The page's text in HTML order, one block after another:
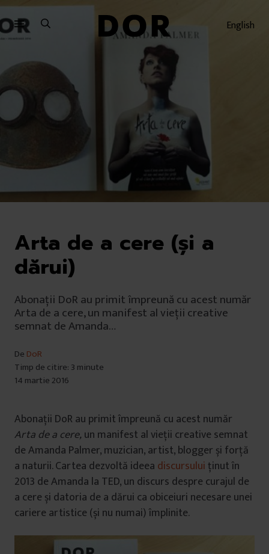
Sari
la
meniu
Sari
la
conținut
English
Arta de a cere (și a
dărui)
Abonații DoR au primit împreună cu acest număr
Arta de a cere, un manifest al vieții creative
semnat de Amanda…
De DoR
Timp de citire: 3 minute
14 martie 2016
Abonații DoR au primit împreună cu acest număr
Arta de a cere, un manifest al vieții creative semnat
de Amanda Palmer, muzician, artist, blogger și forță
a naturii. Cartea dezvoltă ideea discursului ținut în
2013 de Amanda la TED, un discurs despre curajul de
a cere și datoria de a dărui ca obiceiuri necesare unei
cariere artistice (și nu numai) împlinite.